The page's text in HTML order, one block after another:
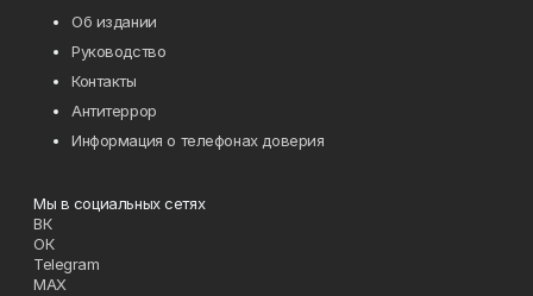
Об издании
Руководство
Контакты
Антитеррор
Информация о телефонах доверия
Мы в социальных сетях
ВК
ОК
Telegram
MAX